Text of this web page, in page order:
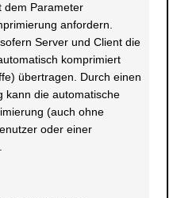
dem Parameter
anfordern.
Server und Client die
komprimiert
übertragen. Durch einen
kann die automatische
(auch ohne
oder einer